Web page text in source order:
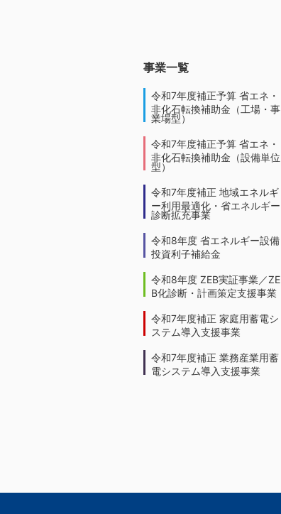
事業一覧
令和7年度補正予算 省エネ・
非化石転換補助金（工場・事
業場型）
令和7年度補正予算 省エネ・
非化石転換補助金（設備単位
型）
令和7年度補正 地域エネルギ
ー利用最適化・省エネルギー
診断拡充事業
令和8年度 省エネルギー設備
投資利子補給金
令和8年度 ZEB実証事業／ZE
B化診断・計画策定支援事業
令和7年度補正 家庭用蓄電シ
ステム導入支援事業
令和7年度補正 業務産業用蓄
電システム導入支援事業